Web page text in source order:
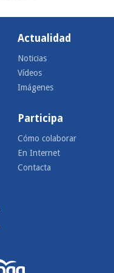
Actualidad
Noticias
Vídeos
Imágenes
Participa
Cómo colaborar
En Internet
Contacta